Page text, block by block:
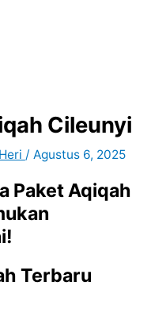
Cileunyi
/ Agustus 6, 2025
Paket Aqiqah
Terbaru